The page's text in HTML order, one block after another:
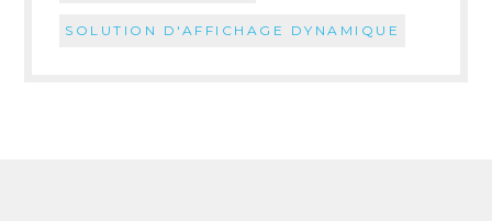
SOLUTION D'AFFICHAGE DYNAMIQUE